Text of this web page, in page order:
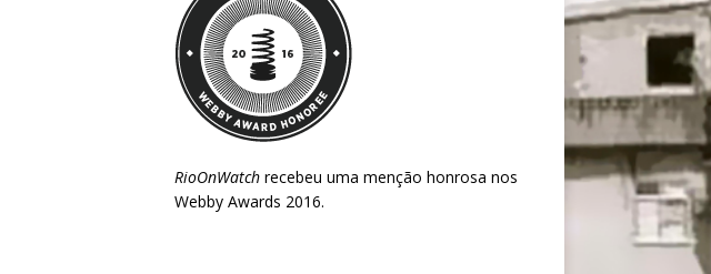
RioOnWatchrecebeu uma menção honrosa nos
Webby Awards 2016.